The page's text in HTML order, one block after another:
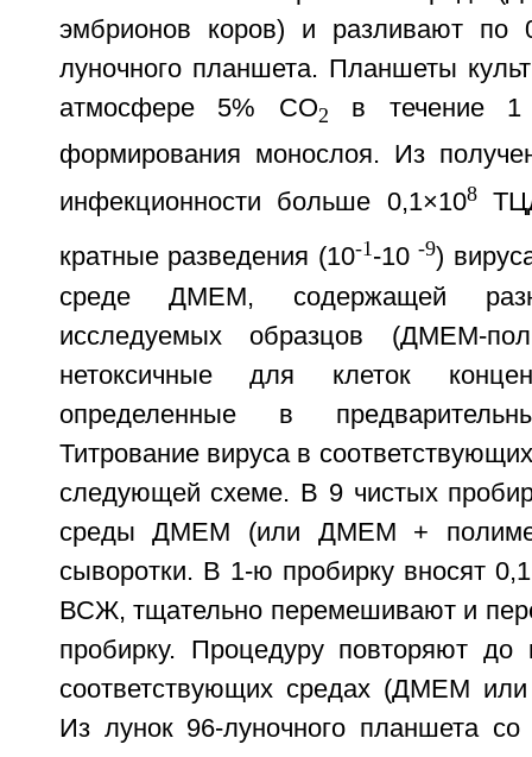
эмбрионов коров) и разливают
луночного планшета. Планшеты
атмосфере 5% CO2
в течение 1
формирования монослоя. Из
инфекционности больше 0,1×108
кратные разведения (10-1-10 -9)
среде ДМЕМ, содержащей
исследуемых образцов (ДМЕМ-
нетоксичные для клеток
определенные в
Титрование вируса в
следующей схеме. В 9 чистых
среды ДМЕМ (или ДМЕМ +
сыворотки. В 1-ю пробирку вносят
ВСЖ, тщательно перемешивают и
пробирку. Процедуру повторяют до
соответствующих средах (ДМЕМ
Из лунок 96-луночного планшета